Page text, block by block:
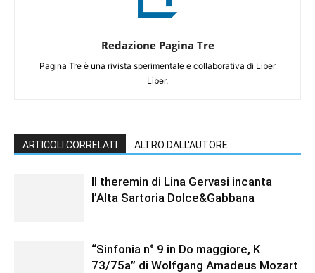
Redazione Pagina Tre
Pagina Tre è una rivista sperimentale e collaborativa di Liber
Liber.
ARTICOLI CORRELATI ALTRO DALL'AUTORE
Il theremin di Lina Gervasi incanta
l’Alta Sartoria Dolce&Gabbana
“Sinfonia n° 9 in Do maggiore, K
73/75a” di Wolfgang Amadeus Mozart